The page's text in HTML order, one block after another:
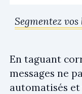
Segmentez
En taguant
messages ne
automatisés